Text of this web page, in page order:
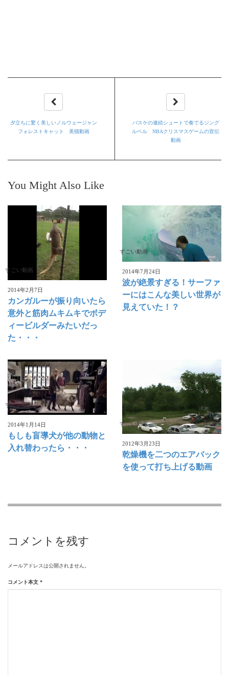
夕立ちに驚く美しいノルウェージャン
フォレストキャット 美猫動画
バスケの連続シュートで奏でるジング
ルベル NBAクリスマスゲームの宣伝
動画
You Might Also Like
すごい動画
2014年2月7日
カンガルーが振り向いたら
意外と筋肉ムキムキでボデ
ィービルダーみたいだっ
た・・・
すごい動画
2014年7月24日
波が絶景すぎる！サーファ
ーにはこんな美しい世界が
見えていた！？
すごい動画
2014年1月14日
もしも盲導犬が他の動物と
入れ替わったら・・・
すごい動画
2012年3月23日
乾燥機を二つのエアバック
を使って打ち上げる動画
コメントを残す
メールアドレスは公開されません。
コメント本文 *